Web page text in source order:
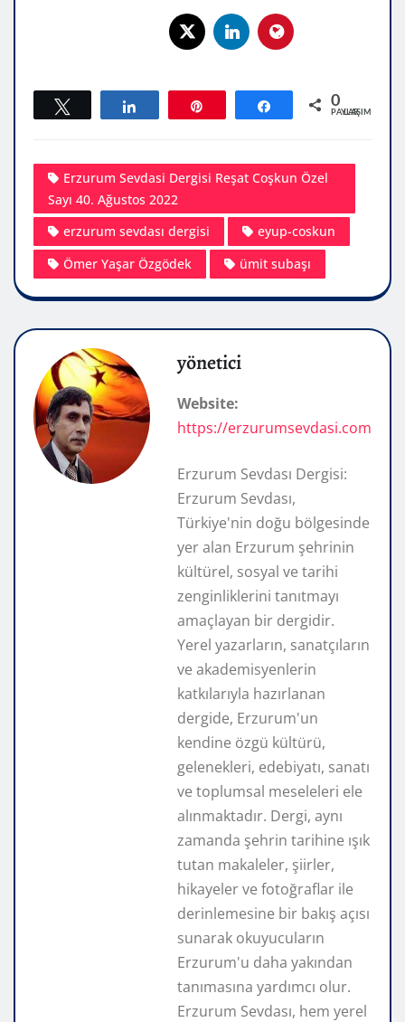
Tweetle Paylaş 0
PAYLAŞIMLAR
Erzurum Sevdasi Dergisi Reşat Coşkun Özel
Sayı 40. Ağustos 2022
erzurum sevdası dergisi
eyup-coskun
Ömer Yaşar Özgödek
ümit subaşı
yönetici
Website:
https://erzurumsevdasi.com
Erzurum Sevdası Dergisi:
Erzurum Sevdası,
Türkiye'nin doğu bölgesinde
yer alan Erzurum şehrinin
kültürel, sosyal ve tarihi
zenginliklerini tanıtmayı
amaçlayan bir dergidir.
Yerel yazarların, sanatçıların
ve akademisyenlerin
katkılarıyla hazırlanan
dergide, Erzurum'un
kendine özgü kültürü,
gelenekleri, edebiyatı, sanatı
ve toplumsal meseleleri ele
alınmaktadır. Dergi, aynı
zamanda şehrin tarihine ışık
tutan makaleler, şiirler,
hikayeler ve fotoğraflar ile
derinlemesine bir bakış açısı
sunarak okuyucuların
Erzurum'u daha yakından
tanımasına yardımcı olur.
Erzurum Sevdası, hem yerel